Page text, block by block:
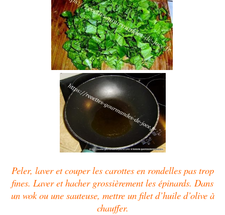
Peler, laver et couper les carottes en rondelles pas trop
fines. Laver et hacher grossièrement les épinards. Dans
un wok ou une sauteuse, mettre un filet d’huile d’olive à
chauffer.